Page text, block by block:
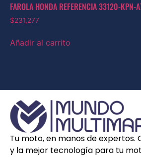
FAROLA HONDA REFERENCIA 33120-KPN-
$231,277
Añadir al carrito
Tu moto, en manos de expertos.
y la mejor tecnología para tu